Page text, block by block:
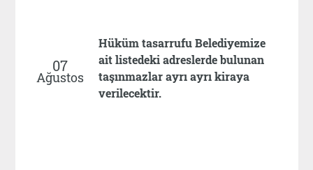
07
Ağustos
Hüküm tasarrufu Belediyemize
ait listedeki adreslerde bulunan
taşınmazlar ayrı ayrı kiraya
verilecektir.